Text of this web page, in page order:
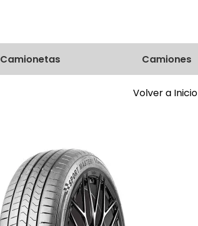
Camionetas Camiones
Volver a Inicio